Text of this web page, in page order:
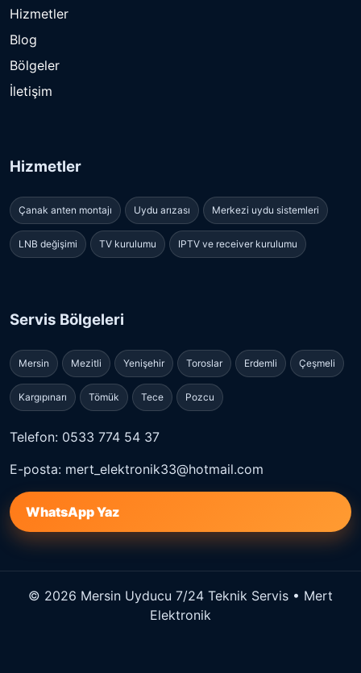
Hizmetler
Blog
Bölgeler
İletişim
Hizmetler
Çanak anten montajı Uydu arızası Merkezi uydu sistemleri
LNB değişimi TV kurulumu IPTV ve receiver kurulumu
Servis Bölgeleri
Mersin Mezitli Yenişehir Toroslar Erdemli Çeşmeli
Kargıpınarı Tömük Tece Pozcu
Telefon: 0533 774 54 37
E-posta: mert_elektronik33@hotmail.com
WhatsApp Yaz
© 2026 Mersin Uyducu 7/24 Teknik Servis • Mert
Elektronik